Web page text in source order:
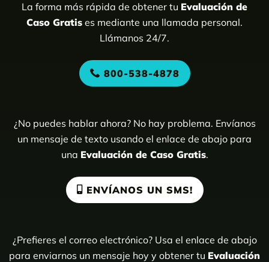
La forma más rápida de obtener tu Evaluación de
Caso Gratis es mediante una llamada personal.
Llámanos 24/7.
800-538-4878
¿No puedes hablar ahora? No hay problema. Envíanos
un mensaje de texto usando el enlace de abajo para
una Evaluación de Caso Gratis.
ENVÍANOS UN SMS!
¿Prefieres el correo electrónico? Usa el enlace de abajo
para enviarnos un mensaje hoy y obtener tu Evaluación